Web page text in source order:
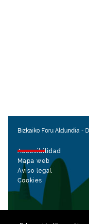
Bizkaiko Foru Aldundia -
Accesibilidad
Mapa web
Aviso legal
Cookies